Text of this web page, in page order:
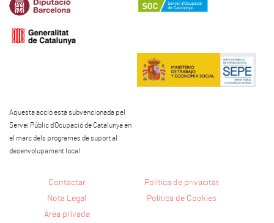
Aquesta acció està subvencionada pel
Servei Públic d'Ocupació de Catalunya en
el marc dels programes de suport al
desenvolupament local
Contactar
Política de privacitat
Nota Legal
Política de Cookies
Àrea privada